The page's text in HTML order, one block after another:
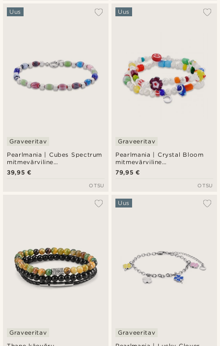
Pearlmania | Cubes Spectrum
mitmevärviline
klaashelmestega ja
roostevabast terasest
Uus
Graveeritav
39,95 €
OTSU
Pearlmania | Crystal Bloom
mitmevärviline
mageveepärlite ja
klaashelmestega käevõrude
Uus
Graveeritav
79,95 €
OTSU
Graveeritav
Uus
Graveeritav